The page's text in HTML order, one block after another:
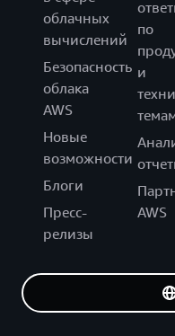
облачных
вычислений
Безопасность
облака
AWS
Новые
возможности
Блоги
Пресс-
релизы
по
и
AWS